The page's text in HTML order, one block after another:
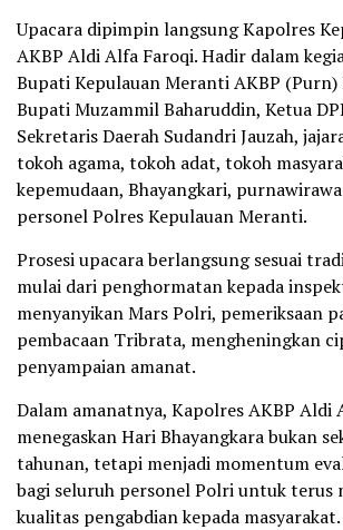
Upacara dipimpin langsung Kapolres
AKBP Aldi Alfa Faroqi. Hadir dalam
Bupati Kepulauan Meranti AKBP (Purn)
Bupati Muzammil Baharuddin, Ketua
Sekretaris Daerah Sudandri Jauzah,
tokoh agama, tokoh adat, tokoh
kepemudaan, Bhayangkari,
personel Polres Kepulauan Meranti.
Prosesi upacara berlangsung sesuai
mulai dari penghormatan kepada
menyanyikan Mars Polri, pemeriksaan
pembacaan Tribrata, mengheningkan
penyampaian amanat.
Dalam amanatnya, Kapolres AKBP Aldi
menegaskan Hari Bhayangkara bukan
tahunan, tetapi menjadi momentum
bagi seluruh personel Polri untuk terus
kualitas pengabdian kepada masyarakat.